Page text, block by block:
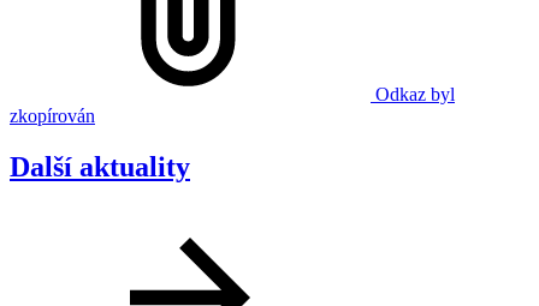
Odkaz byl
zkopírován
Další aktuality